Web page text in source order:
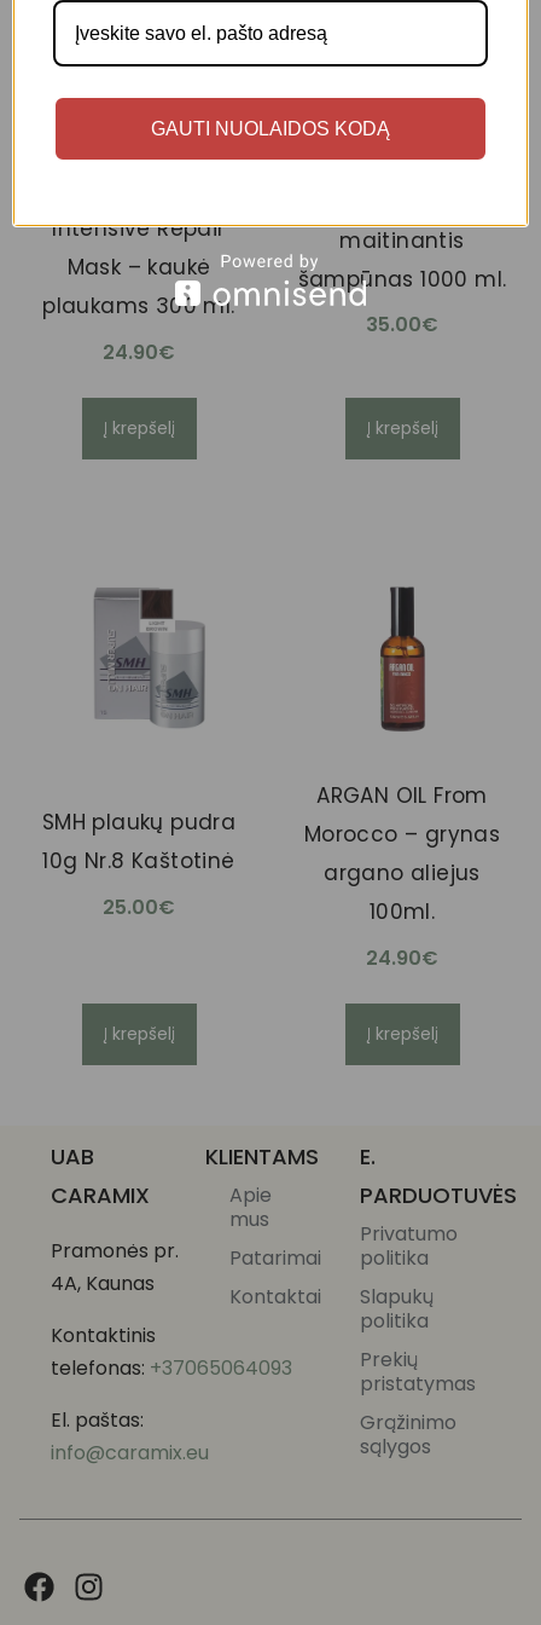
Intensive Repair
Mask – kaukė
plaukams 300 ml.
24.90€
Į krepšelį
POSA Nutrition
Moisture Shampoo
maitinantis
šampūnas 1000 ml.
35.00€
Į krepšelį
SMH plaukų pudra
10g Nr.8 Kaštotinė
25.00€
Į krepšelį
ARGAN OIL From
Morocco – grynas
argano aliejus
100ml.
24.90€
Į krepšelį
UAB
CARAMIX
Pramonės pr.
4A, Kaunas
Kontaktinis
telefonas: +37065064093
El. paštas:
info@caramix.eu
KLIENTAMS
Apie
mus
Patarimai
Kontaktai
E.
PARDUOTUVĖS
Privatumo
politika
Slapukų
politika
Prekių
pristatymas
Grąžinimo
sąlygos
GAUTI NUOLAIDOS KODĄ